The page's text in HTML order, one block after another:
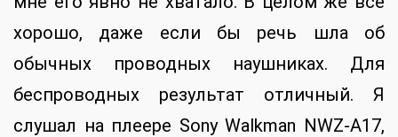
хорошо, даже если бы речь шла об
обычных проводных наушниках. Для
беспроводных результат отличный. Я
слушал на плеере Sony Walkman NWZ-A17,